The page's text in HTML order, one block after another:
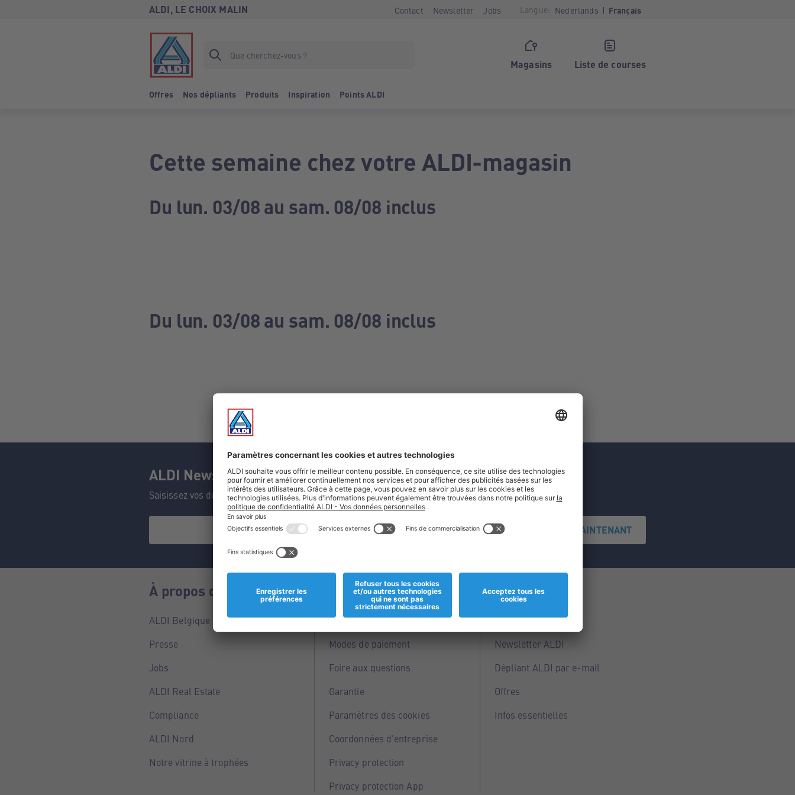
ALDI, LE CHOIX MALIN Contact Newsletter Jobs Langue: Nederlands Français
Magasins Liste de courses
Offres Nos dépliants Produits Inspiration Points ALDI
Cette semaine chez votre ALDI-magasin
Du lun. 03/08 au sam. 08/08 inclus
Du lun. 03/08 au sam. 08/08 inclus
ALDI Newsletter
Saisissez vos données et ne manquez aucune de nos offres.
S'INSCRIRE MAINTENANT
À propos de nous
ALDI Belgique
Presse
Jobs
ALDI Real Estate
Compliance
ALDI Nord
Notre vitrine à trophées
Informations
Magasins
Modes de paiement
Foire aux questions
Garantie
Paramètres des cookies
Coordonnées d'entreprise
Privacy protection
Privacy protection App
Service
Points ALDI
Newsletter ALDI
Dépliant ALDI par e-mail
Offres
Infos essentielles